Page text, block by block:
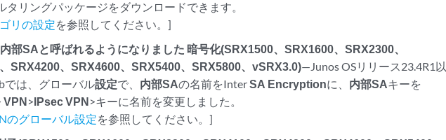
タリングパッケージをダウンロードできます。
リの設定を参照してください。]
部SAと呼ばれるようになりました 暗号化(SRX1500、SRX1600、SRX2300、
SRX4200、SRX4600、SRX5400、SRX5800、vSRX3.0)—Junos OSリリース23.4R1以
は、 グローバル設定で、 内部SAの名前をInterSA Encryptionに、 内部SAキーを
VPN>IPsec VPN>キーに名前を変更しました。
のグローバル設定を参照してください。]